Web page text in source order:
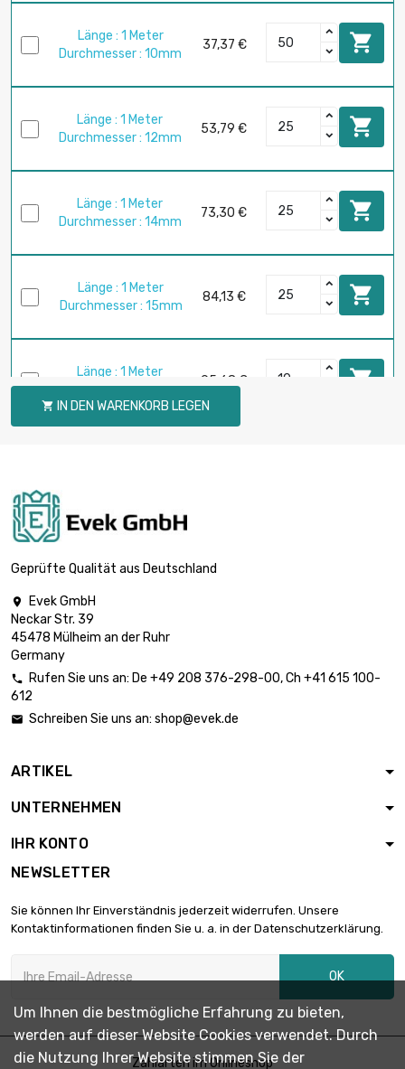
Länge : 1 Meter
Durchmesser : 10mm
37,37 € 
Länge : 1 Meter
Durchmesser : 12mm
53,79 € 
Länge : 1 Meter
Durchmesser : 14mm
73,30 € 
Länge : 1 Meter
Durchmesser : 15mm
84,13 € 
Länge : 1 Meter
Durchmesser : 16mm
95,68 € 
Länge : 1 Meter
20mm
Länge : 1 Meter
Durchmesser :
Durchmesser :
215,39 €
Durchmesser :
Länge : 1 Meter
26mm
Durchmesser :
Länge : 1 Meter
Durchmesser :
336,41 €
 IN DEN WARENKORB LEGEN
Geprüfte Qualität aus Deutschland

Evek GmbH
Neckar Str. 39
45478 Mülheim an der Ruhr
Germany
 Rufen Sie uns an: De +49 208 376-298-00, Ch +41 615 100-
612
 Schreiben Sie uns an: shop@evek.de
ARTIKEL
UNTERNEHMEN
IHR KONTO
NEWSLETTER
Sie können Ihr Einverständnis jederzeit widerrufen. Unsere
Kontaktinformationen finden Sie u. a. in der Datenschutzerklärung.
OK
Zahlarten im Onlineshop
Um Ihnen die bestmögliche Erfahrung zu bieten,
werden auf dieser Website Cookies verwendet. Durch
die Nutzung Ihrer Website stimmen Sie der